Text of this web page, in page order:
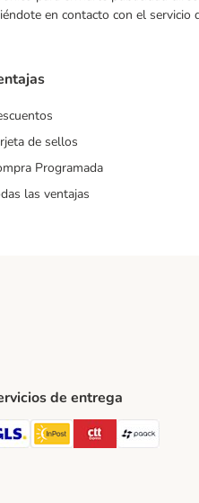
en contacto con el
de sellos
Programada
las ventajas
de entrega
GLS Shipping Method
InPost Shipping
CTTExpress